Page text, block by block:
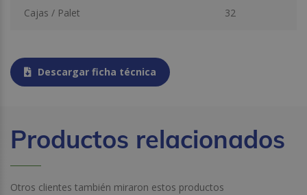
Cajas / Palet 32
Descargar ficha técnica
Productos relacionados
Otros clientes también miraron estos productos